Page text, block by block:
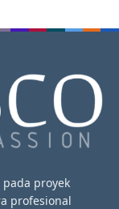
pada proyek
profesional